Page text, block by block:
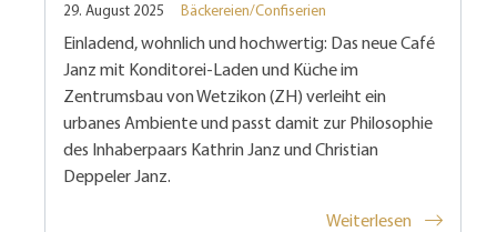
29. August 2025 Bäckereien/Confiserien
Einladend, wohnlich und hochwertig: Das neue Café
Janz mit Konditorei-Laden und Küche im
Zentrumsbau von Wetzikon (ZH) verleiht ein
urbanes Ambiente und passt damit zur Philosophie
des Inhaberpaars Kathrin Janz und Christian
Deppeler Janz.
Weiterlesen